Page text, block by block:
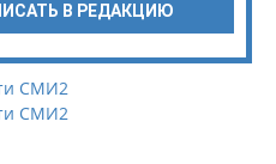
В РЕДАКЦИЮ
СМИ2
СМИ2